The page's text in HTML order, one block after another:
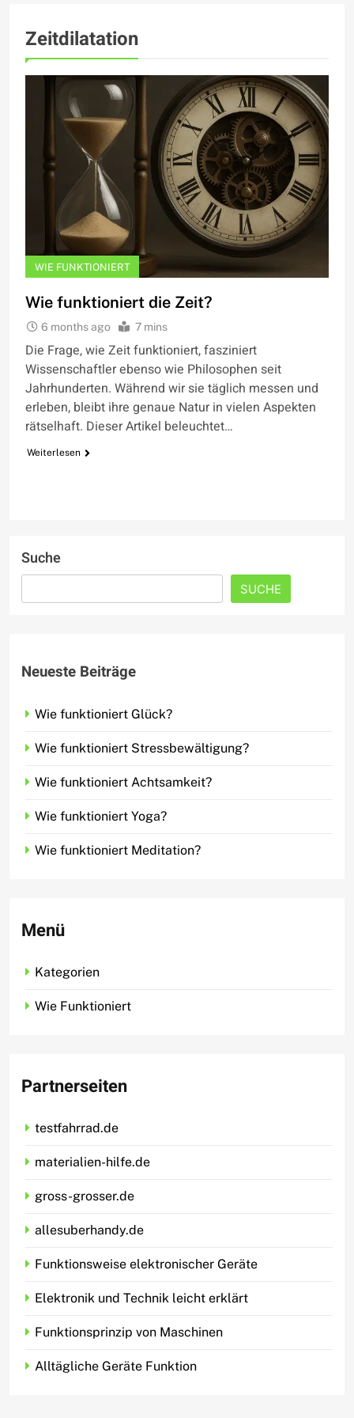
Zeitdilatation
WIE FUNKTIONIERT
Wie funktioniert die Zeit?
6 months ago 7 mins
Die Frage, wie Zeit funktioniert, fasziniert
Wissenschaftler ebenso wie Philosophen seit
Jahrhunderten. Während wir sie täglich messen und
erleben, bleibt ihre genaue Natur in vielen Aspekten
rätselhaft. Dieser Artikel beleuchtet…
Weiterlesen
Suche
SUCHE
Neueste Beiträge
Wie funktioniert Glück?
Wie funktioniert Stressbewältigung?
Wie funktioniert Achtsamkeit?
Wie funktioniert Yoga?
Wie funktioniert Meditation?
Menü
Kategorien
Wie Funktioniert
Partnerseiten
testfahrrad.de
materialien-hilfe.de
gross-grosser.de
allesuberhandy.de
Funktionsweise elektronischer Geräte
Elektronik und Technik leicht erklärt
Funktionsprinzip von Maschinen
Alltägliche Geräte Funktion